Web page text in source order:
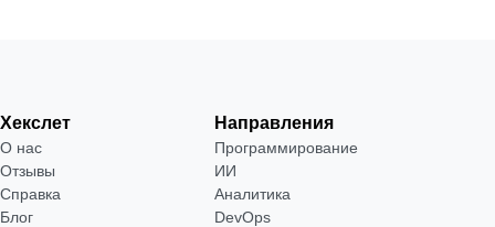
Хекслет
О нас
Отзывы
Справка
Блог
Направления
Программирование
ИИ
Аналитика
DevOps